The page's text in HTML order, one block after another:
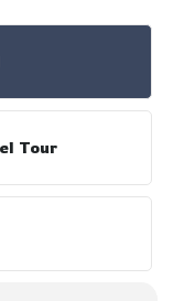
Tour